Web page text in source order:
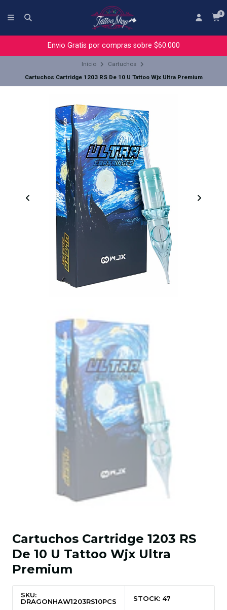
0
Envio Gratis por compras sobre $60.000
Inicio
Cartuchos
Cartuchos Cartridge 1203 RS De 10 U Tattoo Wjx Ultra Premium
Cartuchos Cartridge 1203 RS
De 10 U Tattoo Wjx Ultra
Premium
SKU:
DRAGONHAW1203RS10PCS
STOCK: 47